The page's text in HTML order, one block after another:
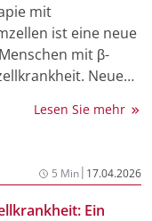
mit
ist eine neue
mit β-
Neue
und
Lesen Sie mehr
5 Min| 17.04.2026
Ein